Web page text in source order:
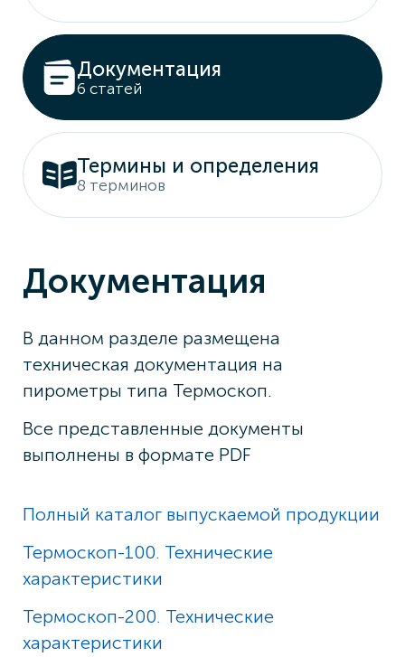
Документация
6 статей
Термины и определения
8 терминов
Документация
В данном разделе размещена
техническая документация на
пирометры типа Термоскоп.
Все представленные документы
выполнены в формате PDF
Полный каталог выпускаемой продукции
Термоскоп-100. Технические
характеристики
Термоскоп-200. Технические
характеристики